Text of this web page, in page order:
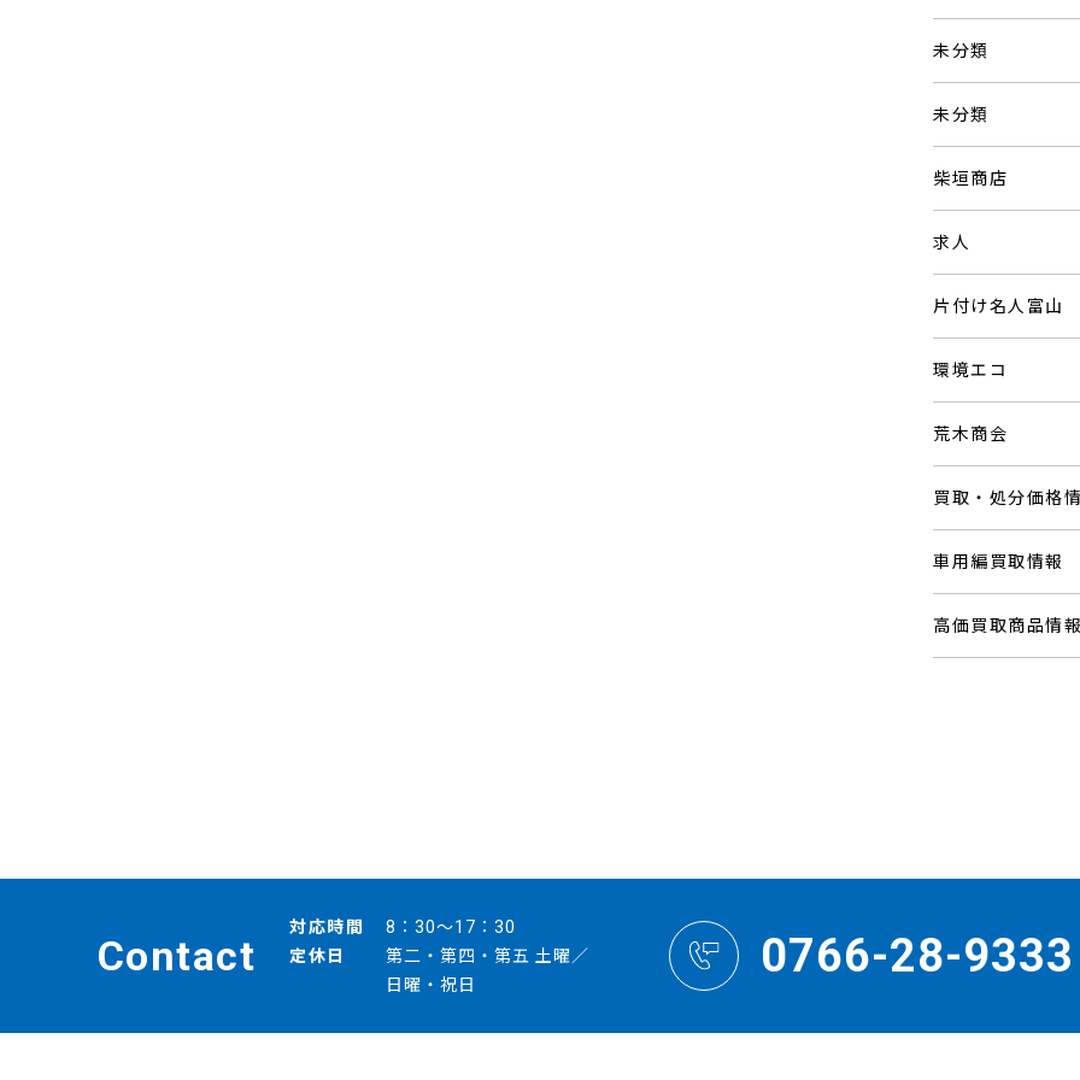
未分類
未分類
柴垣商店
求人
片付け名人富山
環境エコ
荒木商会
買取・処分価格
車用編買取情報
高価買取商品情
Contact
対応時間
8：30～17：30
定休日
第二・第四・第五 土曜／
日曜・祝日
0766-28-9333